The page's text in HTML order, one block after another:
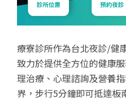
療寮診所作為台北夜診/健
致力於提供全方位的健康
理治療、心理諮詢及營養
界，步行5分鐘即可抵達板